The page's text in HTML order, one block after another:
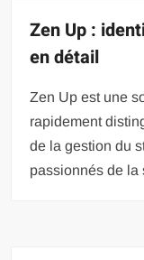
Zen Up :
en détail
Zen Up est une
rapidement
de la gestion du
passionnés de la